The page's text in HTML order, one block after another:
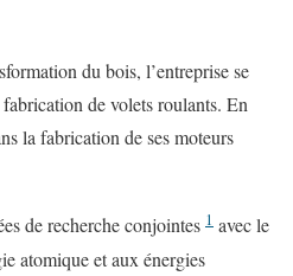
du bois, l’entreprise se
de volets roulants. En
la fabrication de ses moteurs
de recherche conjointes 1 avec le
atomique et aux énergies